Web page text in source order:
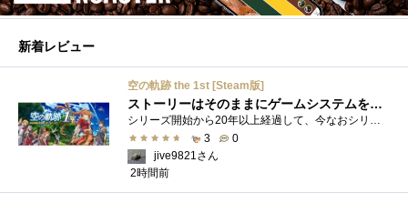
新着レビュー
空の軌跡 the 1st [Steam版]
ストーリーはそのままにゲームシステムを現代化
シリーズ開始から20年以上経過して、今なおシリーズの完結が見えてこない日本ファルコムのストーリーRPG、「英雄伝説軌跡シリーズ」。シリーズ...
3
0
jive9821さん
2時間前